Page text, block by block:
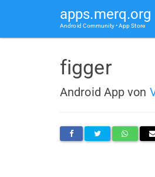
apps.merq.org
Android Community • App Store
figger
Android App von